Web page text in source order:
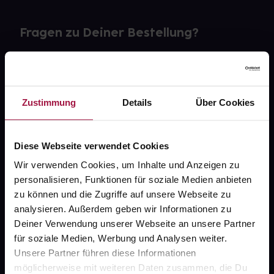
Zustimmung Details Über Cookies
Diese Webseite verwendet Cookies
Wir verwenden Cookies, um Inhalte und Anzeigen zu
personalisieren, Funktionen für soziale Medien anbieten
zu können und die Zugriffe auf unsere Webseite zu
analysieren. Außerdem geben wir Informationen zu
Deiner Verwendung unserer Webseite an unsere Partner
für soziale Medien, Werbung und Analysen weiter.
Unsere Partner führen diese Informationen
möglicherweise mit weiteren Daten zusammen, die Du
Fragen zu Deiner Bestellung?
gesund.de
Über uns
Karriere
Newsletter